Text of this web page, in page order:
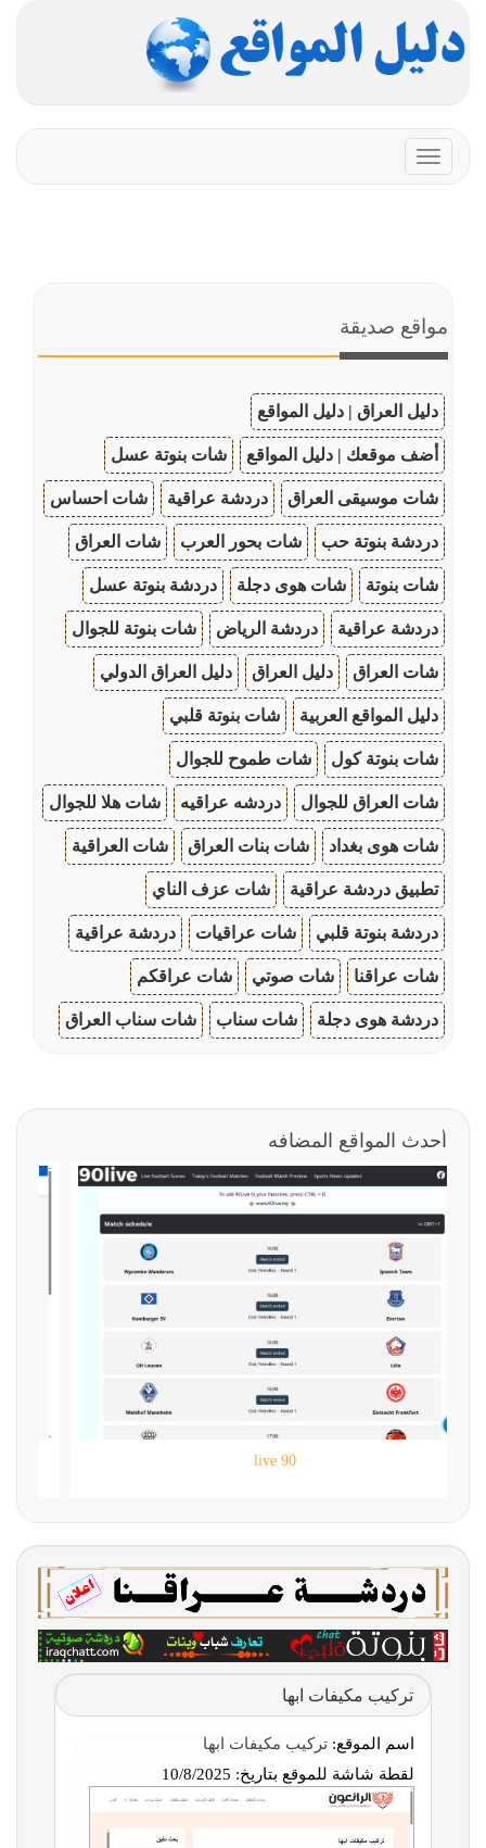
Toggle
navigation
مواقع صديقة
دليل العراق | دليل المواقع
أضف موقعك | دليل المواقع شات بنوتة عسل
شات موسيقى العراق دردشة عراقية شات احساس
دردشة بنوتة حب شات بحور العرب شات العراق
شات بنوتة شات هوى دجلة دردشة بنوتة عسل
دردشة عراقية دردشة الرياض شات بنوتة للجوال
شات العراق دليل العراق دليل العراق الدولي
دليل المواقع العربية شات بنوتة قلبي
شات بنوتة كول شات طموح للجوال
شات العراق للجوال دردشه عراقيه شات هلا للجوال
شات هوى بغداد شات بنات العراق شات العراقية
تطبيق دردشة عراقية شات عزف الناي
دردشة بنوتة قلبي شات عراقيات دردشة عراقية
شات عراقنا شات صوتي شات عراقكم
دردشة هوى دجلة شات سناب شات سناب العراق
أحدث المواقع المضافه
90 live
تركيب مكيفات ابها
اسم الموقع: تركيب مكيفات ابها
لقطة شاشة للموقع بتاريخ: